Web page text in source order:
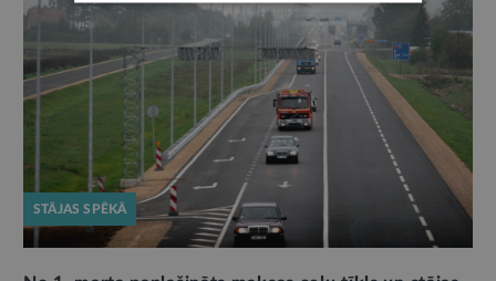
STĀJAS SPĒKĀ